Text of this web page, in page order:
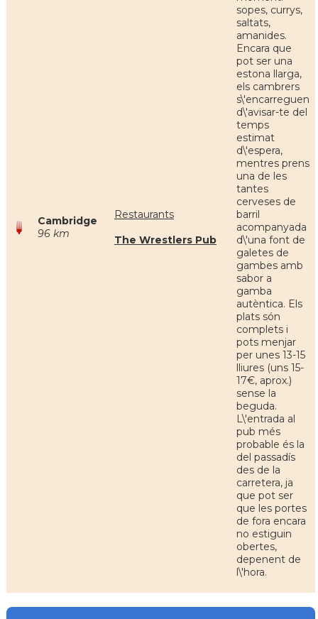
Cambridge
96 km
Restaurants
The Wrestlers Pub
sopes, currys,
saltats,
amanides.
Encara que
pot ser una
estona llarga,
els cambrers
s\'encarreguen
d\'avisar-te del
temps
estimat
d\'espera,
mentres prens
una de les
tantes
cerveses de
barril
acompanyada
d\'una font de
galetes de
gambes amb
sabor a
gamba
autèntica. Els
plats són
complets i
pots menjar
per unes 13-15
lliures (uns 15-
17€, aprox.)
sense la
beguda.
L\'entrada al
pub més
probable és la
del passadís
des de la
carretera, ja
que pot ser
que les portes
de fora encara
no estiguin
obertes,
depenent de
l\'hora.